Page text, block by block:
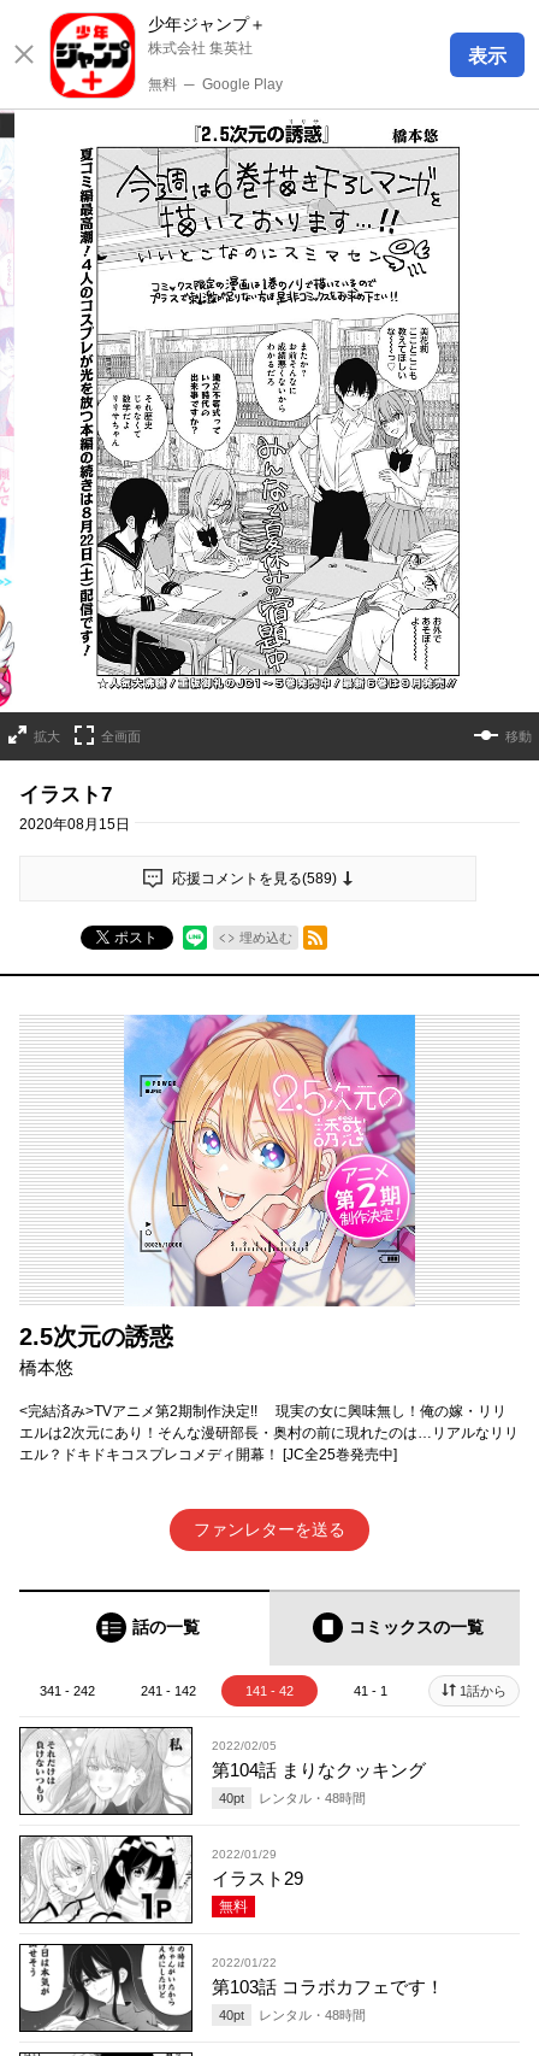
少年ジャンプ＋
株式会社 集英社
無料 ─ Google Play
表示
拡大 全画面 移動
イラスト7
2020年08月15日
応援コメントを見る(589)
ポスト 埋め込む
RSSフィード
2.5次元の誘惑
橋本悠
<完結済み>TVアニメ第2期制作決定!! 現実の女に興味無し！俺の嫁・リリ
エルは2次元にあり！そんな漫研部長・奥村の前に現れたのは…リアルなリリ
エル？ドキドキコスプレコメディ開幕！ [JC全25巻発売中]
ファンレターを送る
話の一覧 コミックスの一覧
341 - 242 241 - 142 141 - 42 41 - 1 1話から
2022/02/05
第104話 まりなクッキング
40pt レンタル・ 48時間
2022/01/29
イラスト29
無料
2022/01/22
第103話 コラボカフェです！
40pt レンタル・ 48時間